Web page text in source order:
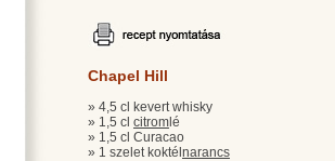
Chapel Hill
» 4,5 cl kevert whisky
» 1,5 cl citrom lé
» 1,5 cl Curacao
» 1 szelet koktél narancs